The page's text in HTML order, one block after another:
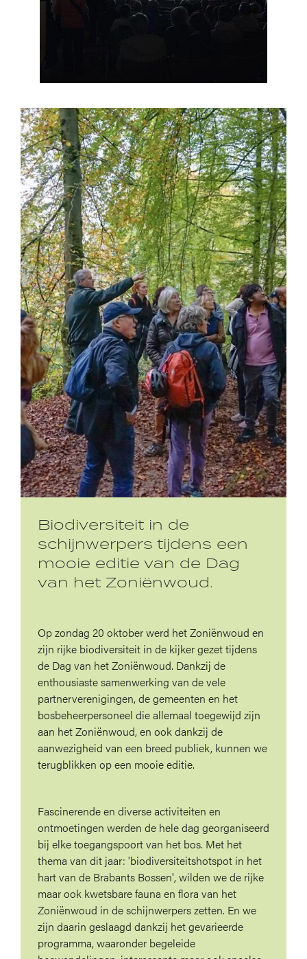
Afbeelding
Biodiversiteit in de
schijnwerpers tijdens een
mooie editie van de Dag
van het Zoniënwoud.
Op zondag 20 oktober werd het Zoniënwoud en
zijn rijke biodiversiteit in de kijker gezet tijdens
de Dag van het Zoniënwoud. Dankzij de
enthousiaste samenwerking van de vele
partnerverenigingen, de gemeenten en het
bosbeheerpersoneel die allemaal toegewijd zijn
aan het Zoniënwoud, en ook dankzij de
aanwezigheid van een breed publiek, kunnen we
terugblikken op een mooie editie.
Fascinerende en diverse activiteiten en
ontmoetingen werden de hele dag georganiseerd
bij elke toegangspoort van het bos. Met het
thema van dit jaar: 'biodiversiteitshotspot in het
hart van de Brabants Bossen', wilden we de rijke
maar ook kwetsbare fauna en flora van het
Zoniënwoud in de schijnwerpers zetten. En we
zijn daarin geslaagd dankzij het gevarieerde
programma, waaronder begeleide